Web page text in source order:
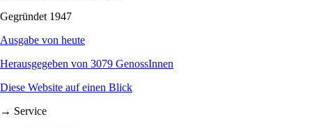
Gegründet 1947
Ausgabe von heute
Herausgegeben von 3079 GenossInnen
Diese Website auf einen Blick
→ Service